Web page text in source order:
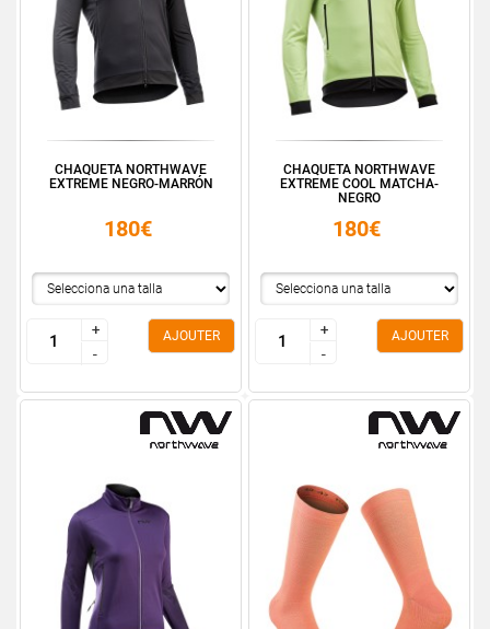
CHAQUETA NORTHWAVE
EXTREME NEGRO-MARRÓN
180€
+
-
+
-
AJOUTER
CHAQUETA NORTHWAVE
EXTREME COOL MATCHA-
NEGRO
180€
+
-
+
-
AJOUTER